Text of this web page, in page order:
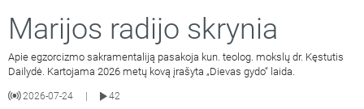
Marijos radijo skrynia
Apie egzorcizmo sakramentaliją pasakoja kun. teolog. mokslų dr. Kęstutis
Dailydė. Kartojama 2026 metų kovą įrašyta „Dievas gydo“ laida.
2026-07-24
42